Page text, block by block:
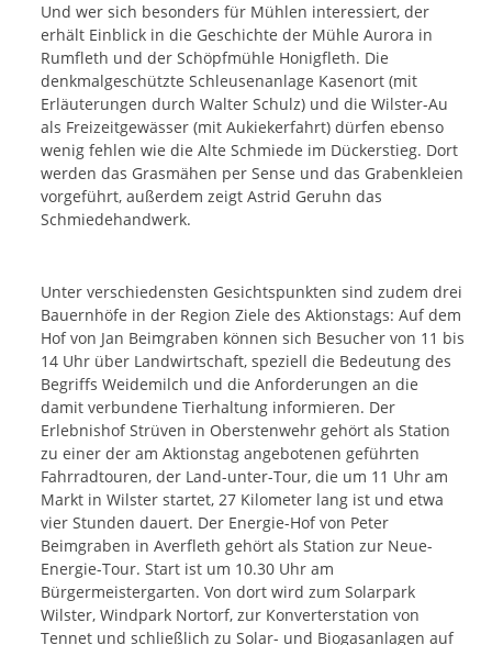
Und wer sich besonders für Mühlen interessiert, der
erhält Einblick in die Geschichte der Mühle Aurora in
Rumfleth und der Schöpfmühle Honigfleth. Die
denkmalgeschützte Schleusenanlage Kasenort (mit
Erläuterungen durch Walter Schulz) und die Wilster-Au
als Freizeitgewässer (mit Aukiekerfahrt) dürfen ebenso
wenig fehlen wie die Alte Schmiede im Dückerstieg. Dort
werden das Grasmähen per Sense und das Grabenkleien
vorgeführt, außerdem zeigt Astrid Geruhn das
Schmiedehandwerk.
Unter verschiedensten Gesichtspunkten sind zudem drei
Bauernhöfe in der Region Ziele des Aktionstags: Auf dem
Hof von Jan Beimgraben können sich Besucher von 11 bis
14 Uhr über Landwirtschaft, speziell die Bedeutung des
Begriffs Weidemilch und die Anforderungen an die
damit verbundene Tierhaltung informieren. Der
Erlebnishof Strüven in Oberstenwehr gehört als Station
zu einer der am Aktionstag angebotenen geführten
Fahrradtouren, der Land-unter-Tour, die um 11 Uhr am
Markt in Wilster startet, 27 Kilometer lang ist und etwa
vier Stunden dauert. Der Energie-Hof von Peter
Beimgraben in Averfleth gehört als Station zur Neue-
Energie-Tour. Start ist um 10.30 Uhr am
Bürgermeistergarten. Von dort wird zum Solarpark
Wilster, Windpark Nortorf, zur Konverterstation von
Tennet und schließlich zu Solar- und Biogasanlagen auf